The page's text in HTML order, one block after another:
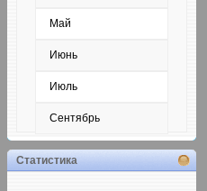
Май
Июнь
Июль
Сентябрь
Статистика